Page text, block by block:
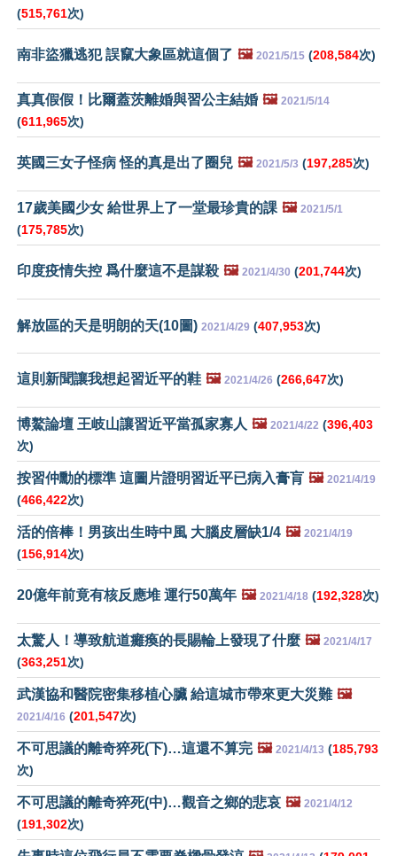
(515,761次)
南非盜獵逃犯 誤竄大象區就這個了 🖼️ 2021/5/15 (208,584次)
真真假假！比爾蓋茨離婚與習公主結婚 🖼️ 2021/5/14
(611,965次)
英國三女子怪病 怪的真是出了圈兒 🖼️ 2021/5/3 (197,285次)
17歲美國少女 給世界上了一堂最珍貴的課 🖼️ 2021/5/1
(175,785次)
印度疫情失控 爲什麼這不是謀殺 🖼️ 2021/4/30 (201,744次)
解放區的天是明朗的天(10圖) 2021/4/29 (407,953次)
這則新聞讓我想起習近平的鞋 🖼️ 2021/4/26 (266,647次)
博鰲論壇 王岐山讓習近平當孤家寡人 🖼️ 2021/4/22 (396,403
次)
按習仲勳的標準 這圖片證明習近平已病入膏肓 🖼️ 2021/4/19
(466,422次)
活的倍棒！男孩出生時中風 大腦皮層缺1/4 🖼️ 2021/4/19
(156,914次)
20億年前竟有核反應堆 運行50萬年 🖼️ 2021/4/18 (192,328次)
太驚人！導致航道癱瘓的長賜輪上發現了什麼 🖼️ 2021/4/17
(363,251次)
武漢協和醫院密集移植心臟 給這城市帶來更大災難 🖼️
2021/4/16 (201,547次)
不可思議的離奇猝死(下)…這還不算完 🖼️ 2021/4/13 (185,793
次)
不可思議的離奇猝死(中)…觀音之鄉的悲哀 🖼️ 2021/4/12
(191,302次)